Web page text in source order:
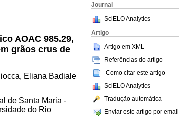
Journal
SciELO Analytics
Artigo
Artigo em XML
Referências do artigo
Como citar este artigo
SciELO Analytics
Tradução automática
Enviar este artigo por email
AOAC 985.29,
grãos crus de
Eliana Badiale
de Santa Maria -
do Rio